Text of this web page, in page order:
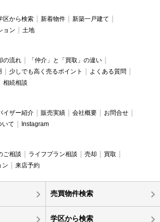
区から検索 新着物件
新築一戸建て
ョン 土地
の流れ
「仲介」と「買取」の違い
少しでも高く売るポイント
よくある質問
相続相談
イザー紹介 販売実績 会社概要
お問合せ
いて
Instagram
ご相談 ライフプラン相談 売却
買取
ン
来店予約
売買物件検索
学区から検索